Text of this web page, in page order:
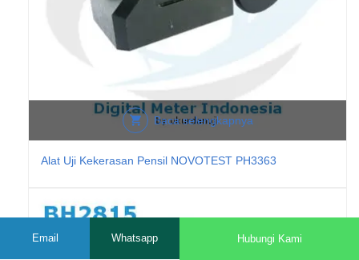
Baca selengkapnya
Alat Uji Kekerasan Pensil NOVOTEST PH3363
Email Whatsapp Hubungi Kami